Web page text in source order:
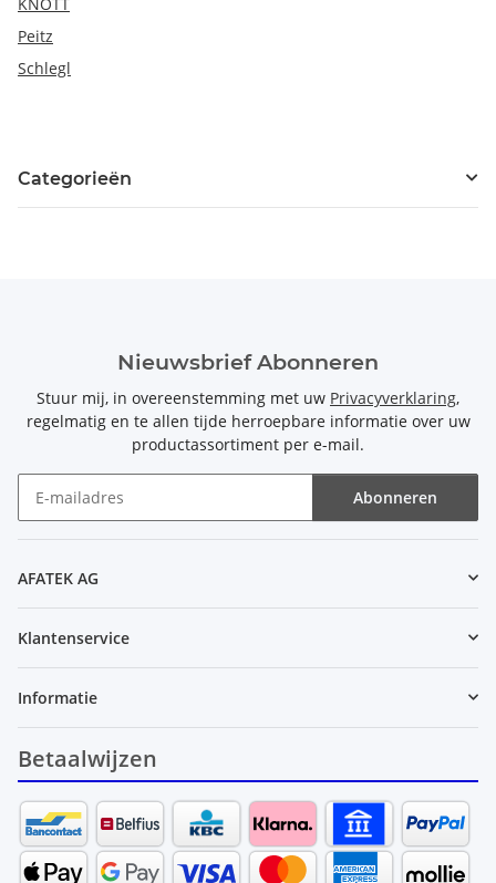
Peitz
Schlegl
Categorieën
Nieuwsbrief Abonneren
Stuur mij, in overeenstemming met uw Privacyverklaring,
regelmatig en te allen tijde herroepbare informatie over uw
productassortiment per e-mail.
Abonneren
AFATEK AG
Klantenservice
Informatie
Betaalwijzen